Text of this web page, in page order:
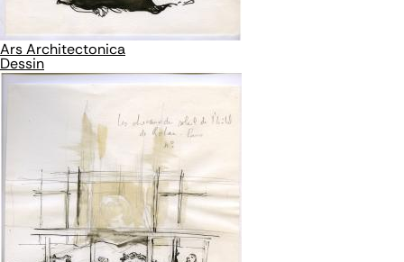
Ars Architectonica
Dessin